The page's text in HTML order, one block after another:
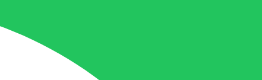
Nicole doet bijna alles, maar vooral is ze
het aanspreekpunt voor prijsaanvragen,
drukwerk en maatwerk. Nicole heeft